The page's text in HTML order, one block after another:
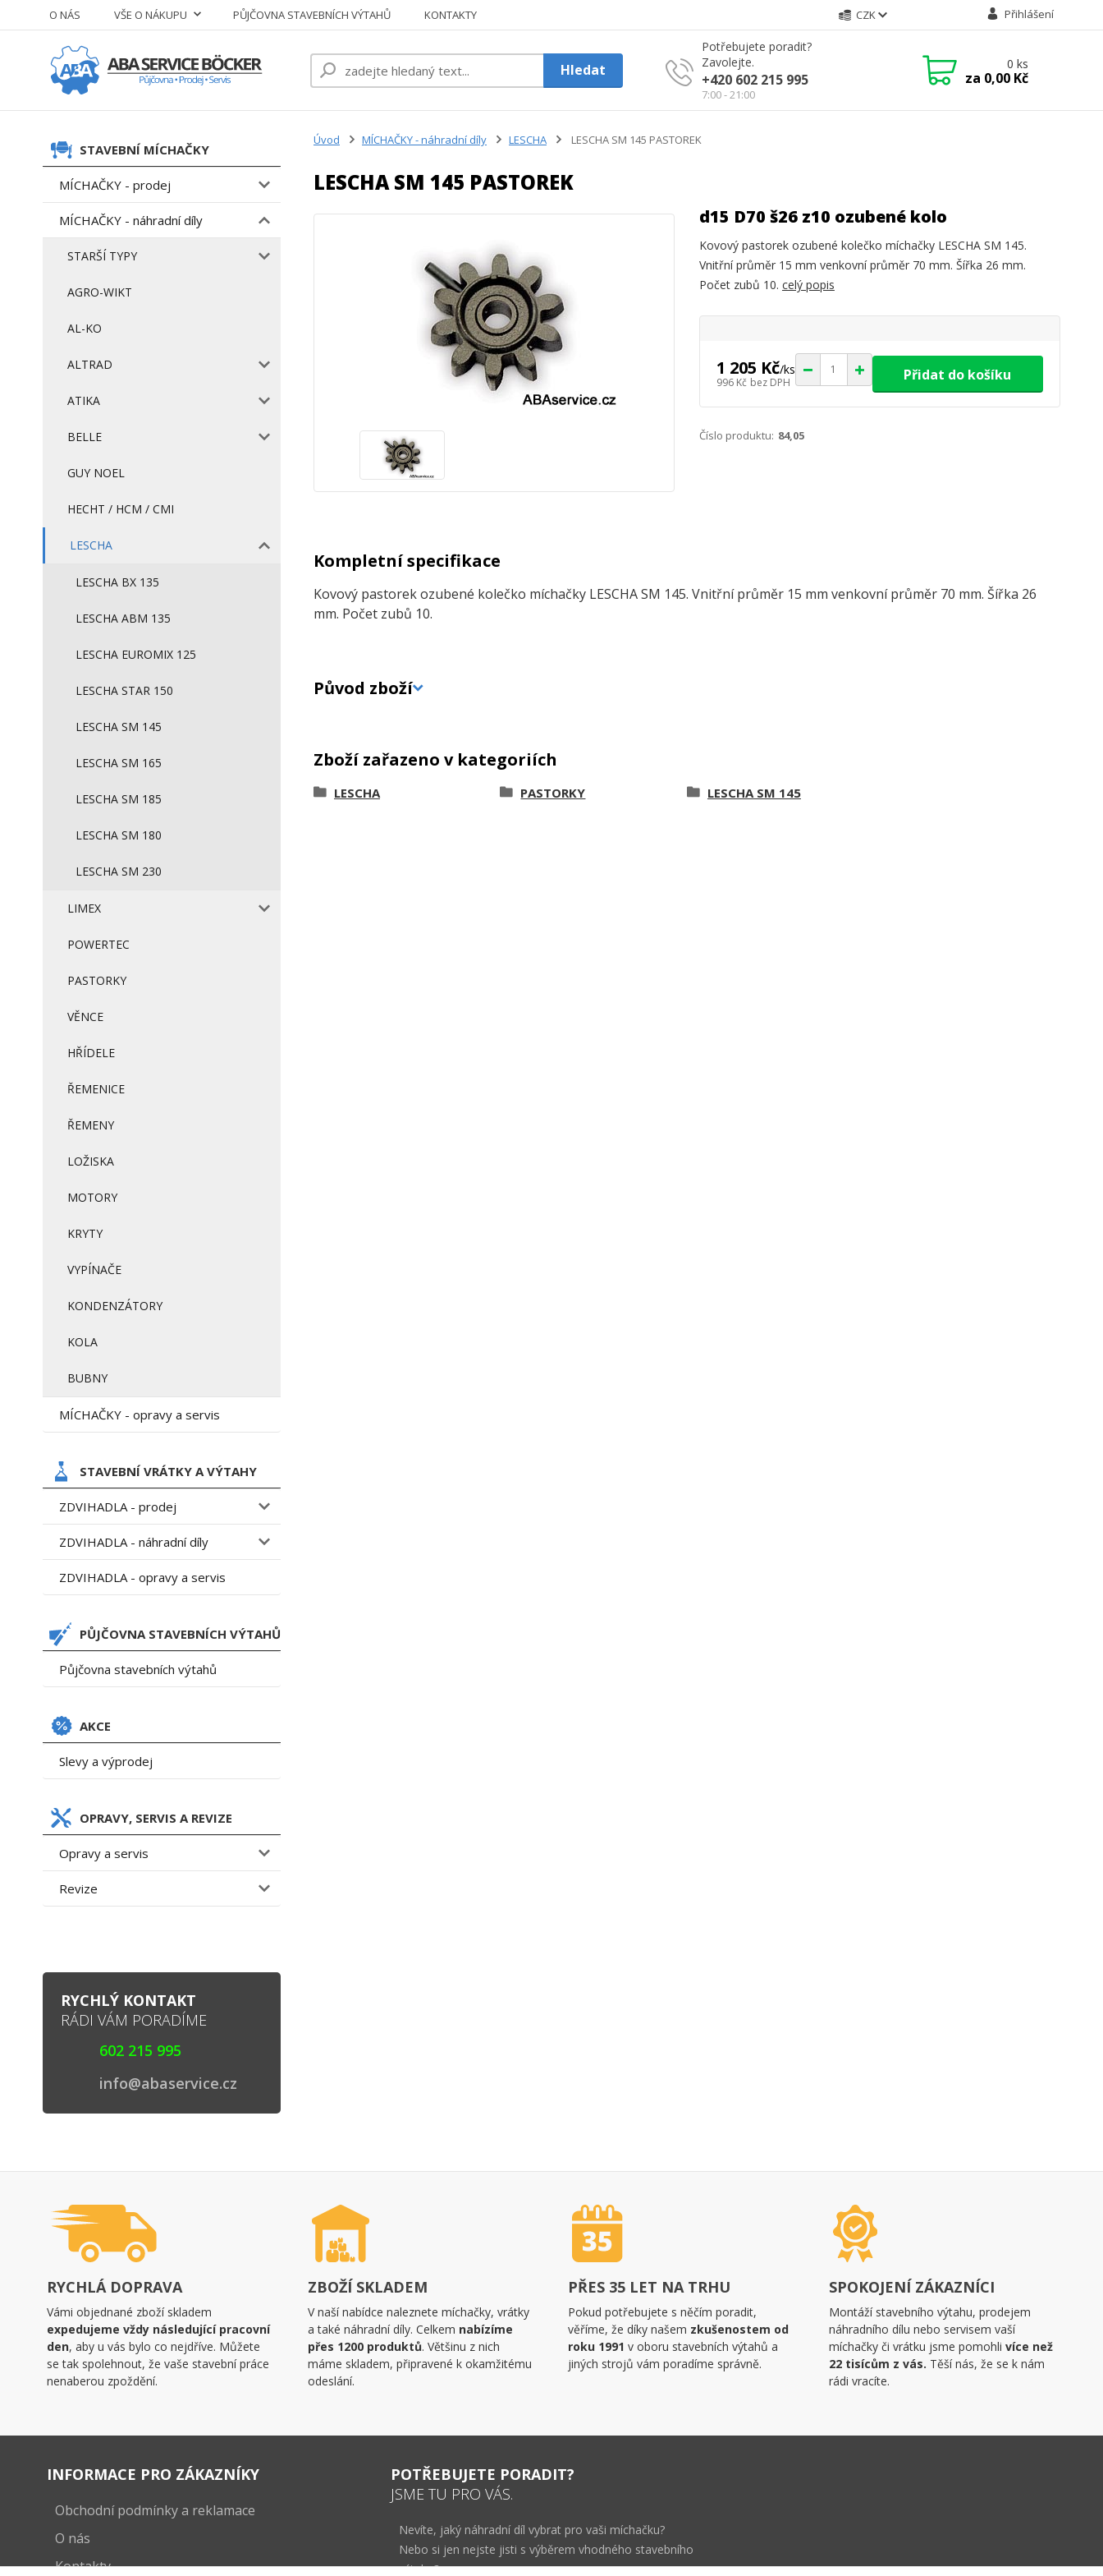
O NÁS VŠE O NÁKUPU PŮJČOVNA STAVEBNÍCH VÝTAHŮ KONTAKTY CZK Přihlášení
Hledat
Potřebujete poradit?
Zavolejte.
+420 602 215 995
7:00 - 21:00
0ks
za 0,00 Kč
STAVEBNÍ MÍCHAČKY
MÍCHAČKY - prodej
MÍCHAČKY - náhradní díly
STARŠÍ TYPY
AGRO-WIKT
AL-KO
ALTRAD
ATIKA
BELLE
GUY NOEL
HECHT / HCM / CMI
LESCHA
LESCHA BX 135
LESCHA ABM 135
LESCHA EUROMIX 125
LESCHA STAR 150
LESCHA SM 145
LESCHA SM 165
LESCHA SM 185
LESCHA SM 180
LESCHA SM 230
LIMEX
POWERTEC
PASTORKY
VĚNCE
HŘÍDELE
ŘEMENICE
ŘEMENY
LOŽISKA
MOTORY
KRYTY
VYPÍNAČE
KONDENZÁTORY
KOLA
BUBNY
MÍCHAČKY - opravy a servis
STAVEBNÍ VRÁTKY A VÝTAHY
ZDVIHADLA - prodej
ZDVIHADLA - náhradní díly
ZDVIHADLA - opravy a servis
PŮJČOVNA STAVEBNÍCH VÝTAHŮ
Půjčovna stavebních výtahů
AKCE
Slevy a výprodej
OPRAVY, SERVIS A REVIZE
Opravy a servis
Revize
RYCHLÝ KONTAKT
RÁDI VÁM PORADÍME
602 215 995
info@abaservice.cz
Úvod MÍCHAČKY - náhradní díly LESCHA LESCHA SM 145 PASTOREK
LESCHA SM 145 PASTOREK
d15 D70 š26 z10 ozubené kolo
Kovový pastorek ozubené kolečko míchačky LESCHA SM 145.
Vnitřní průměr 15 mm venkovní průměr 70 mm. Šířka 26 mm.
Počet zubů 10. celý popis
1 205 Kč/ks
996 Kč bez DPH Přidat do košíku
Číslo produktu: 84,05
Kompletní specifikace
Kovový pastorek ozubené kolečko míchačky LESCHA SM 145. Vnitřní průměr 15 mm venkovní průměr 70 mm. Šířka 26
mm. Počet zubů 10.
Původ zboží
Zboží zařazeno v kategoriích
LESCHA PASTORKY LESCHA SM 145
RYCHLÁ DOPRAVA
Vámi objednané zboží skladem
expedujeme vždy následující pracovní
den, aby u vás bylo co nejdříve. Můžete
se tak spolehnout, že vaše stavební práce
nenaberou zpoždění.
ZBOŽÍ SKLADEM
V naší nabídce naleznete míchačky, vrátky
a také náhradní díly. Celkem nabízíme
přes 1200 produktů. Většinu z nich
máme skladem, připravené k okamžitému
odeslání.
PŘES 35 LET NA TRHU
Pokud potřebujete s něčím poradit,
věříme, že díky našem zkušenostem od
roku 1991 v oboru stavebních výtahů a
jiných strojů vám poradíme správně.
SPOKOJENÍ ZÁKAZNÍCI
Montáží stavebního výtahu, prodejem
náhradního dílu nebo servisem vaší
míchačky či vrátku jsme pomohli více než
22 tisícům z vás. Těší nás, že se k nám
rádi vracíte.
INFORMACE PRO ZÁKAZNÍKY
Obchodní podmínky a reklamace
O nás
Kontakty
POTŘEBUJETE PORADIT?
JSME TU PRO VÁS.
Nevíte, jaký náhradní díl vybrat pro vaši míchačku?
Nebo si jen nejste jisti s výběrem vhodného stavebního
výtahu?